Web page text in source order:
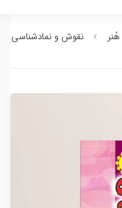
نقوش و نمادشناسی